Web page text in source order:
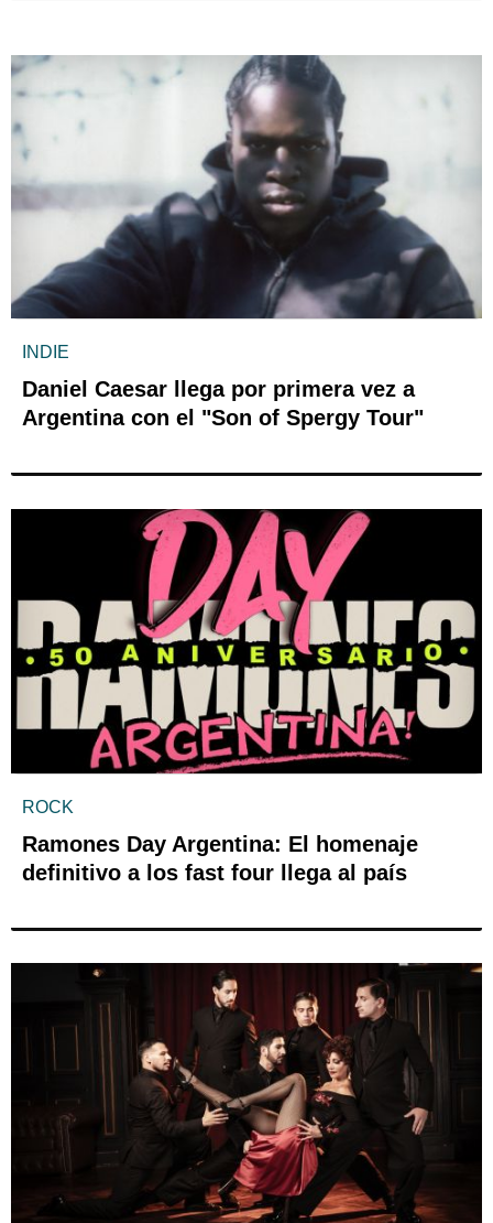
INDIE
Daniel Caesar llega por primera vez a
Argentina con el "Son of Spergy Tour"
ROCK
Ramones Day Argentina: El homenaje
definitivo a los fast four llega al país